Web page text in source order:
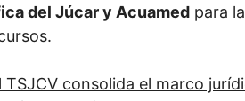
del Júcar y Acuamed para
consolida el marco